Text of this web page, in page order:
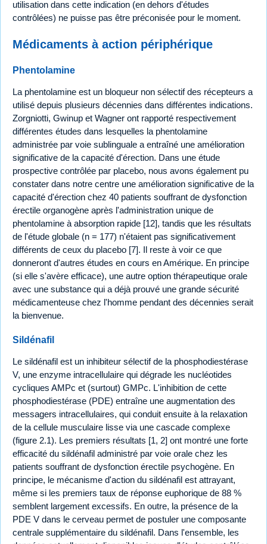
utilisation dans cette indication (en dehors d'études
contrôlées) ne puisse pas être préconisée pour le moment.
Médicaments à action périphérique
Phentolamine
La phentolamine est un bloqueur non sélectif des récepteurs a
utilisé depuis plusieurs décennies dans différentes indications.
Zorgniotti, Gwinup et Wagner ont rapporté respectivement
différentes études dans lesquelles la phentolamine
administrée par voie sublinguale a entraîné une amélioration
significative de la capacité d'érection. Dans une étude
prospective contrôlée par placebo, nous avons également pu
constater dans notre centre une amélioration significative de la
capacité d'érection chez 40 patients souffrant de dysfonction
érectile organogène après l'administration unique de
phentolamine à absorption rapide [12], tandis que les résultats
de l'étude globale (n = 177) n'étaient pas significativement
différents de ceux du placebo [7]. Il reste à voir ce que
donneront d'autres études en cours en Amérique. En principe
(si elle s'avère efficace), une autre option thérapeutique orale
avec une substance qui a déjà prouvé une grande sécurité
médicamenteuse chez l'homme pendant des décennies serait
la bienvenue.
Sildénafil
Le sildénafil est un inhibiteur sélectif de la phosphodiestérase
V, une enzyme intracellulaire qui dégrade les nucléotides
cycliques AMPc et (surtout) GMPc. L'inhibition de cette
phosphodiestérase (PDE) entraîne une augmentation des
messagers intracellulaires, qui conduit ensuite à la relaxation
de la cellule musculaire lisse via une cascade complexe
(figure 2.1). Les premiers résultats [1, 2] ont montré une forte
efficacité du sildénafil administré par voie orale chez les
patients souffrant de dysfonction érectile psychogène. En
principe, le mécanisme d'action du sildénafil est attrayant,
même si les premiers taux de réponse euphorique de 88 %
semblent largement excessifs. En outre, la présence de la
PDE V dans le cerveau permet de postuler une composante
centrale supplémentaire du sildénafil. Dans l'ensemble, les